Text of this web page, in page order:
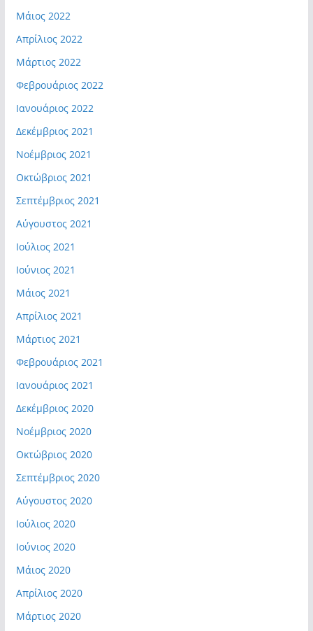
Μάιος 2022
Απρίλιος 2022
Μάρτιος 2022
Φεβρουάριος 2022
Ιανουάριος 2022
Δεκέμβριος 2021
Νοέμβριος 2021
Οκτώβριος 2021
Σεπτέμβριος 2021
Αύγουστος 2021
Ιούλιος 2021
Ιούνιος 2021
Μάιος 2021
Απρίλιος 2021
Μάρτιος 2021
Φεβρουάριος 2021
Ιανουάριος 2021
Δεκέμβριος 2020
Νοέμβριος 2020
Οκτώβριος 2020
Σεπτέμβριος 2020
Αύγουστος 2020
Ιούλιος 2020
Ιούνιος 2020
Μάιος 2020
Απρίλιος 2020
Μάρτιος 2020